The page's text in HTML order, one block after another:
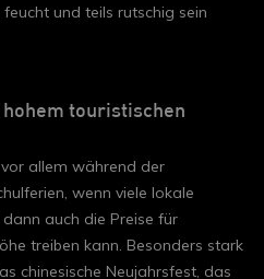
und teils rutschig sein
touristischen
allem während der
wenn viele lokale
auch die Preise für
treiben kann. Besonders stark
chinesische Neujahrsfest, das